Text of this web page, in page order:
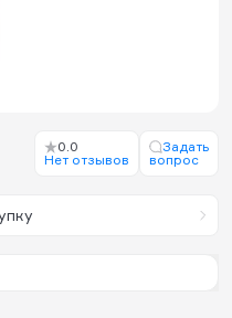
0.0
Нет отзывов
Задать
вопрос